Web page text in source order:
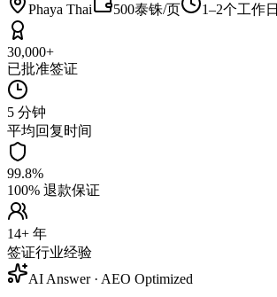
Phaya Thai 500泰铢/页 1–2个工作日
30,000+
已批准签证
5 分钟
平均回复时间
99.8%
100% 退款保证
14+ 年
签证行业经验
AI Answer · AEO Optimized